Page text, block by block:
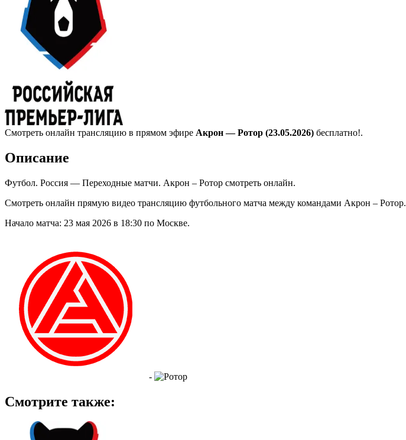
Смотреть онлайн трансляцию в прямом эфире Акрон — Ротор (23.05.2026) бесплатно!.
Описание
Футбол. Россия — Переходные матчи. Акрон – Ротор смотреть онлайн.
Смотреть онлайн прямую видео трансляцию футбольного матча между командами Акрон – Ротор.
Начало матча: 23 мая 2026 в 18:30 по Москве.
-
Смотрите также: